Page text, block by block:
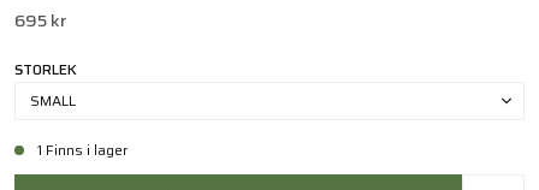
695 kr
STORLEK
SMALL
1 Finns i lager